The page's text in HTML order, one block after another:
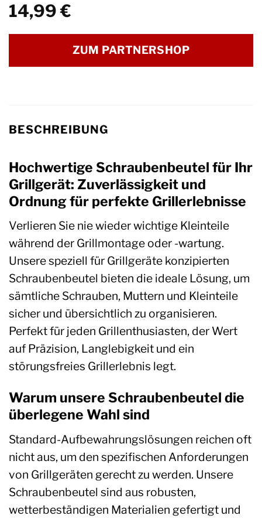
14,99€
ZUM PARTNERSHOP
BESCHREIBUNG
Hochwertige Schraubenbeutel für Ihr
Grillgerät: Zuverlässigkeit und
Ordnung für perfekte Grillerlebnisse
Verlieren Sie nie wieder wichtige Kleinteile
während der Grillmontage oder -wartung.
Unsere speziell für Grillgeräte konzipierten
Schraubenbeutel bieten die ideale Lösung, um
sämtliche Schrauben, Muttern und Kleinteile
sicher und übersichtlich zu organisieren.
Perfekt für jeden Grillenthusiasten, der Wert
auf Präzision, Langlebigkeit und ein
störungsfreies Grillerlebnis legt.
Warum unsere Schraubenbeutel die
überlegene Wahl sind
Standard-Aufbewahrungslösungen reichen oft
nicht aus, um den spezifischen Anforderungen
von Grillgeräten gerecht zu werden. Unsere
Schraubenbeutel sind aus robusten,
wetterbeständigen Materialien gefertigt und